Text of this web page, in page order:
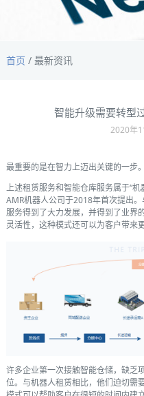
首页 / 最新资讯
智能升级需要转型
2020年
最重要的是在智力上迈出关键的一步。
上述租赁服务和智能仓库服务属于“
AMR机器人公司于2018年首次提出
服务得到了大力发展，并得到了业界
灵活性，这种模式还可以为客户带来
许多企业第一次接触智能仓储，缺乏
位。与机器人租赁相比，他们迫切需